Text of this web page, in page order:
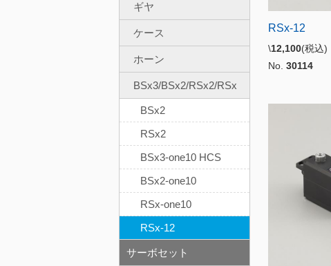
RSx-12
\12,100(税込)
No. 30114
ギヤ
ケース
ホーン
BSx3/BSx2/RSx2/RSx
BSx2
RSx2
BSx3-one10 HCS
BSx2-one10
RSx-one10
RSx-12
サーボセット